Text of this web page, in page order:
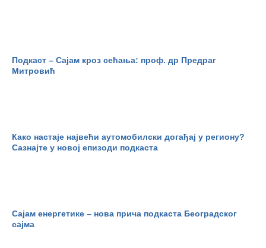
Подкаст – Сајам кроз сећања: проф. др Предраг
Митровић
Како настаје највећи аутомобилски догађај у региону?
Сазнајте у новој епизоди подкаста
Сајам енергетике – нова прича подкаста Београдског
сајма